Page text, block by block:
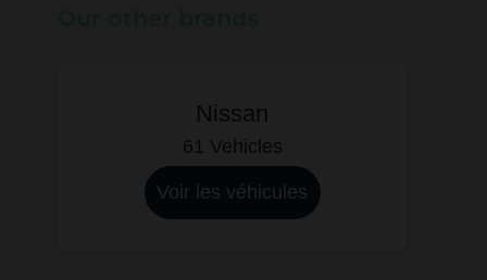
Nissan
61 Vehicles
Voir les véhicules